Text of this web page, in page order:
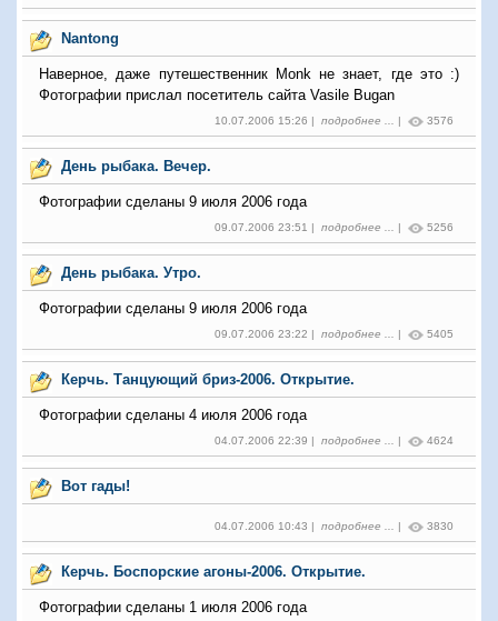
Nantong
Наверное, даже путешественник Monk не знает, где это :)
Фотографии прислал посетитель сайта Vasile Bugan
10.07.2006 15:26 | подробнее ... | 3576
День рыбака. Вечер.
Фотографии сделаны 9 июля 2006 года
09.07.2006 23:51 | подробнее ... | 5256
День рыбака. Утро.
Фотографии сделаны 9 июля 2006 года
09.07.2006 23:22 | подробнее ... | 5405
Керчь. Танцующий бриз-2006. Открытие.
Фотографии сделаны 4 июля 2006 года
04.07.2006 22:39 | подробнее ... | 4624
Вот гады!
04.07.2006 10:43 | подробнее ... | 3830
Керчь. Боспорские агоны-2006. Открытие.
Фотографии сделаны 1 июля 2006 года